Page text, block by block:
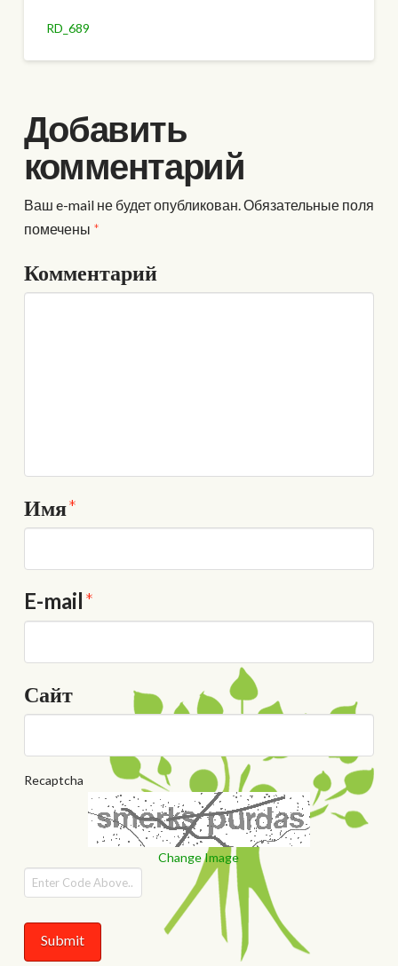
RD_689
Добавить
комментарий
Ваш e-mail не будет опубликован. Обязательные поля
помечены *
Комментарий
Имя*
E-mail*
Сайт
Recaptcha
Change Image